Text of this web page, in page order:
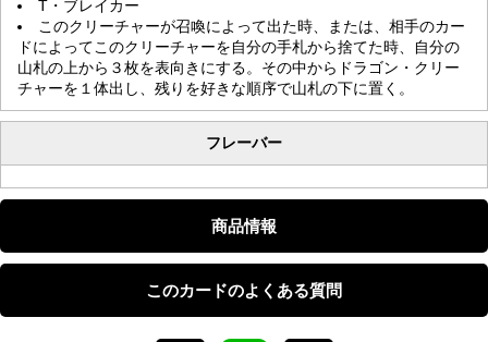
T・ブレイカー
このクリーチャーが召喚によって出た時、または、相手のカー
ドによってこのクリーチャーを自分の手札から捨てた時、自分の
山札の上から３枚を表向きにする。その中からドラゴン・クリー
チャーを１体出し、残りを好きな順序で山札の下に置く。
フレーバー
商品情報
このカードのよくある質問